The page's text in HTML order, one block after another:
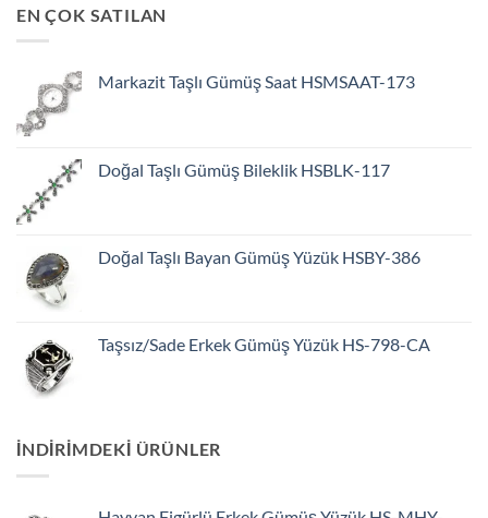
EN ÇOK SATILAN
Markazit Taşlı Gümüş Saat HSMSAAT-173
Doğal Taşlı Gümüş Bileklik HSBLK-117
Doğal Taşlı Bayan Gümüş Yüzük HSBY-386
Taşsız/Sade Erkek Gümüş Yüzük HS-798-CA
INDIRIMDEKI ÜRÜNLER